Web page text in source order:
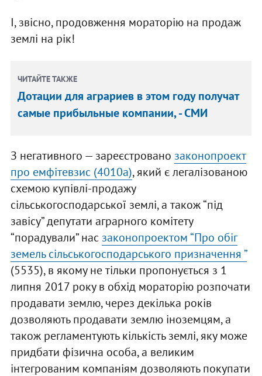
І, звісно, продовження мораторію на продаж
землі на рік!
ЧИТАЙТЕ ТАКЖЕ
Дотации для аграриев в этом году получат
самые прибыльные компании, - СМИ
З негативного — зареєстровано законопроект
про емфітевзис (4010а), який є легалізованою
схемою купівлі-продажу
сільськогосподарської землі, а також “під
завісу” депутати аграрного комітету
“порадували” нас законопроектом “Про обіг
земель сільськогосподарського призначення ”
(5535), в якому не тільки пропонується з 1
липня 2017 року в обхід мораторію розпочати
продавати землю, через декілька років
дозволяють продавати землю іноземцям, а
також регламентують кількість землі, яку може
придбати фізична особа, а великим
інтегрованим компаніям дозволяють покупати